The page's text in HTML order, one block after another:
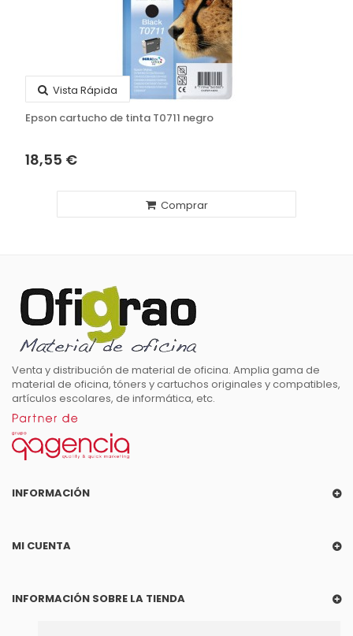
Vista Rápida
Epson cartucho de tinta T0711 negro
18,55 €
Comprar
Venta y distribución de material de oficina. Amplia gama de
material de oficina, tóners y cartuchos originales y compatibles,
artículos escolares, de informática, etc.
INFORMACIÓN
MI CUENTA
INFORMACIÓN SOBRE LA TIENDA